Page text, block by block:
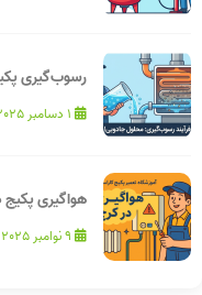
رسوب‌گیری
هواگیری پکیج